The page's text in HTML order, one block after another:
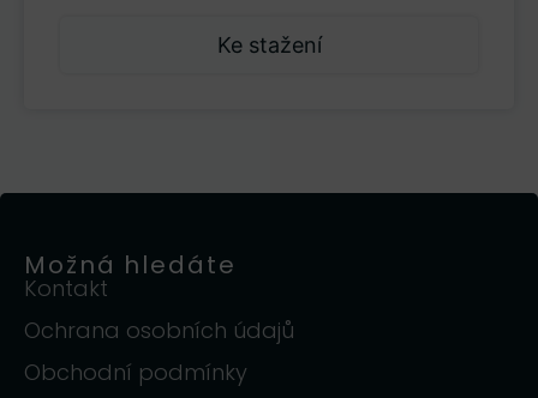
Ke stažení
Možná hledáte
Kontakt
Ochrana osobních údajů
Obchodní podmínky